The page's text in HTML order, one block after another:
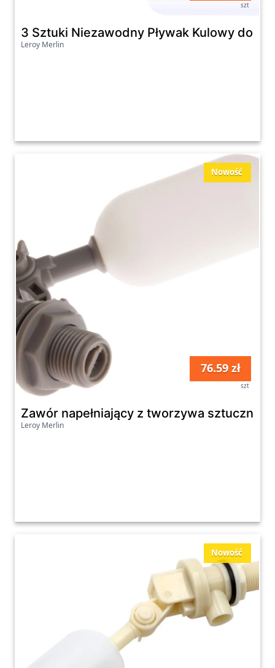
szt
3 Sztuki Niezawodny Pływak Kulowy do
Leroy Merlin
Nowość
76.59 zł
szt
Zawór napełniający z tworzywa
Leroy Merlin
Nowość